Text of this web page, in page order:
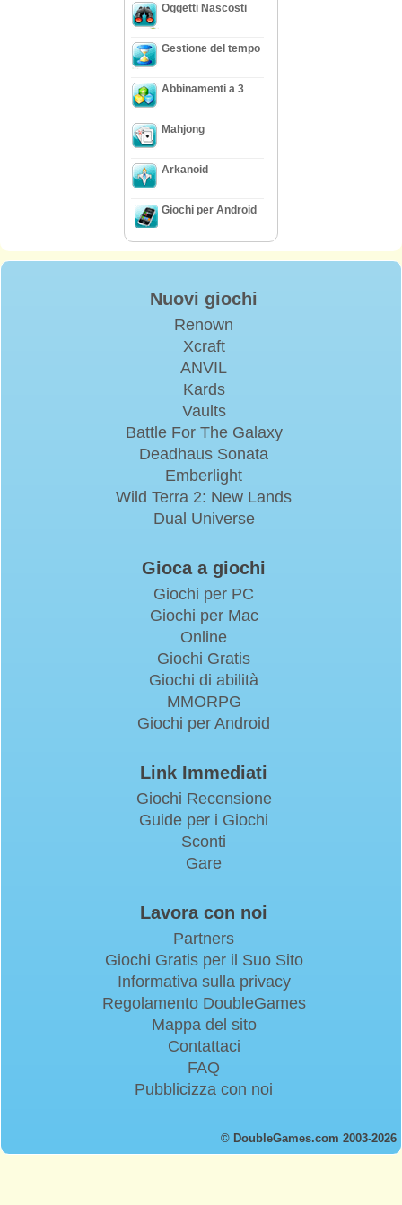
Oggetti Nascosti
Gestione del tempo
Abbinamenti a 3
Mahjong
Arkanoid
Giochi per Android
Nuovi giochi
Renown
Xcraft
ANVIL
Kards
Vaults
Battle For The Galaxy
Deadhaus Sonata
Emberlight
Wild Terra 2: New Lands
Dual Universe
Gioca a giochi
Giochi per PC
Giochi per Mac
Online
Giochi Gratis
Giochi di abilità
MMORPG
Giochi per Android
Link Immediati
Giochi Recensione
Guide per i Giochi
Sconti
Gare
Lavora con noi
Partners
Giochi Gratis per il Suo Sito
Informativa sulla privacy
Regolamento DoubleGames
Mappa del sito
Contattaci
FAQ
Pubblicizza con noi
© DoubleGames.com 2003-2026